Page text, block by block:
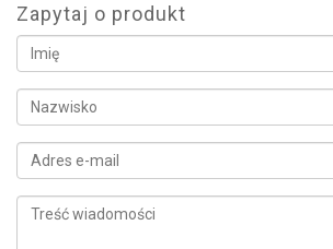
Zapytaj o produkt